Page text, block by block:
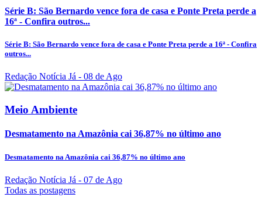
Série B: São Bernardo vence fora de casa e Ponte Preta perde a
16ª - Confira outros...
Série B: São Bernardo vence fora de casa e Ponte Preta perde a 16ª - Confira
outros...
Redação Notícia Já - 08 de Ago
Meio Ambiente
Desmatamento na Amazônia cai 36,87% no último ano
Desmatamento na Amazônia cai 36,87% no último ano
Redação Notícia Já - 07 de Ago
Todas as postagens